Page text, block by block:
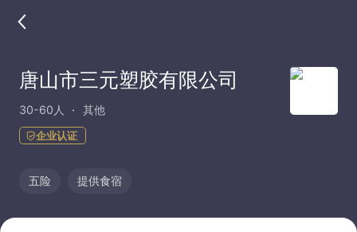
唐山市三元塑胶有限公司
30-60人 其他
企业认证
五险 提供食宿